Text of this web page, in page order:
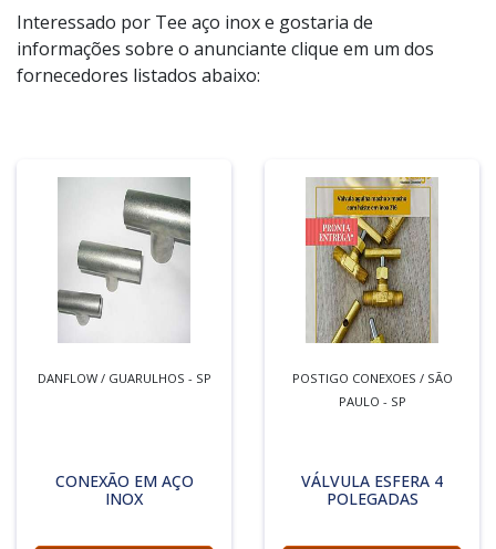
Interessado por Tee aço inox e gostaria de
informações sobre o anunciante clique em um dos
fornecedores listados abaixo:
DANFLOW / GUARULHOS - SP
CONEXÃO EM AÇO
INOX
POSTIGO CONEXOES / SÃO
PAULO - SP
VÁLVULA ESFERA 4
POLEGADAS